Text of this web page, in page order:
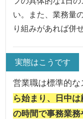
い。また、業務量
り組みがあれば併
実態はこうです
営業職は標準的な
ら始まり、日中
の時間で事務業